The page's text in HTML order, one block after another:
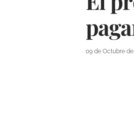
09 de Octubre de